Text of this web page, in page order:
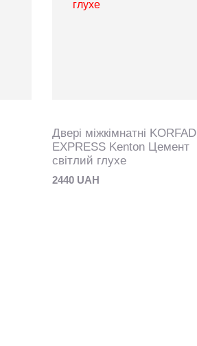
Двері міжкімнатні KORFAD
EXPRESS Kenton Цемент
світлий глухе
2440 UAH